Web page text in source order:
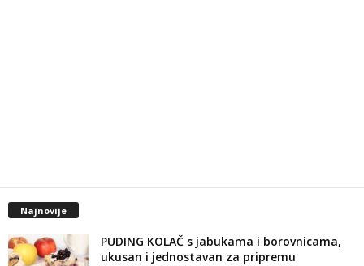
Najnovije
PUDING KOLAČ s jabukama i borovnicama,
ukusan i jednostavan za pripremu